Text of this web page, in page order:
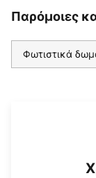
Παρόμοιες
Φωτιστικά